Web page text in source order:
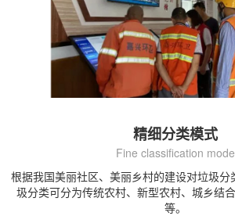
精细分类模式
Fine classification mode
根据我国美丽社区、美丽乡村的建设对垃圾分
圾分类可分为传统农村、新型农村、城乡结
等。